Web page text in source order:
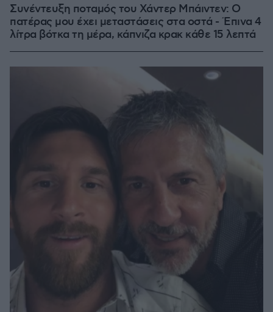
Συνέντευξη ποταμός του Χάντερ Μπάιντεν: Ο
πατέρας μου έχει μεταστάσεις στα οστά - Έπινα 4
λίτρα βότκα τη μέρα, κάπνιζα κρακ κάθε 15 λεπτά